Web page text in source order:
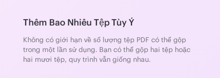
Thêm Bao Nhiêu Tệp Tùy Ý
Không có giới hạn về số lượng tệp PDF có thể gộp
trong một lần sử dụng. Bạn có thể gộp hai tệp hoặc
hai mươi tệp, quy trình vẫn giống nhau.